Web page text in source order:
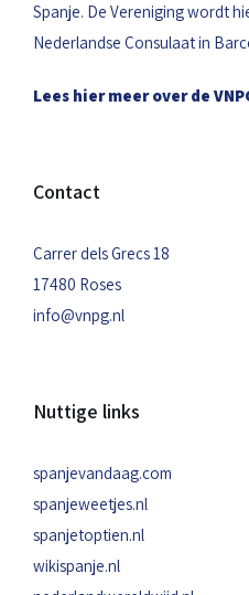
Spanje. De Vereniging wordt
Nederlandse Consulaat in
Lees hier meer over de
Contact
Carrer dels Grecs 18
17480 Roses
info@vnpg.nl
Nuttige links
spanjevandaag.com
spanjeweetjes.nl
spanjetoptien.nl
wikispanje.nl